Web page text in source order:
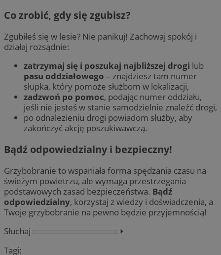
Co zrobić, gdy się zgubisz?
Zgubiłeś się w lesie? Nie panikuj! Zachowaj spokój i
działaj rozsądnie:
zatrzymaj się i poszukaj najbliższej drogi lub
pasu oddziałowego – znajdziesz tam numer
słupka, który pomoże służbom w lokalizacji,
zadzwoń po pomoc, podając numer oddziału,
jeśli nie jesteś w stanie samodzielnie znaleźć drogi,
po odnalezieniu drogi powiadom służby, aby
zakończyć akcję poszukiwawczą.
Bądź odpowiedzialny i bezpieczny!
Grzybobranie to wspaniała forma spędzania czasu na
świeżym powietrzu, ale wymaga przestrzegania
podstawowych zasad bezpieczeństwa. Bądź
odpowiedzialny, korzystaj z wiedzy i doświadczenia, a
Twoje grzybobranie na pewno będzie przyjemnością!
Słuchaj
⏵︎
Tagi: